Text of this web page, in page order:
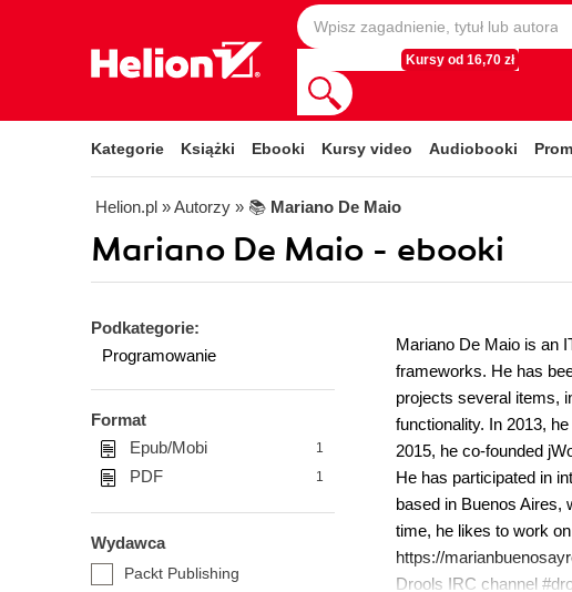
Kursy od 16,70 zł
Kategorie Książki Ebooki Kursy video Audiobooki
Helion.pl » Autorzy » 📚 Mariano De Maio
Mariano De Maio - ebooki
Podkategorie:
Programowanie
Format
Epub/Mobi
1
PDF 1
Wydawca
Packt Publishing
Mariano De Maio is an
frameworks. He has
projects several items,
functionality. In 2013,
2015, he co-founded
He has participated in
based in Buenos Aires,
time, he likes to work
https://
Drools IRC channel